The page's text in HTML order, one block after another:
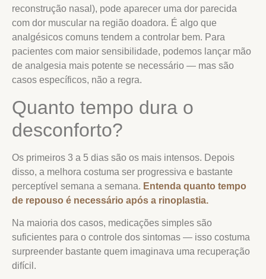
reconstrução nasal), pode aparecer uma dor parecida
com dor muscular na região doadora. É algo que
analgésicos comuns tendem a controlar bem. Para
pacientes com maior sensibilidade, podemos lançar mão
de analgesia mais potente se necessário — mas são
casos específicos, não a regra.
Quanto tempo dura o
desconforto?
Os primeiros 3 a 5 dias são os mais intensos. Depois
disso, a melhora costuma ser progressiva e bastante
perceptível semana a semana. Entenda quanto tempo
de repouso é necessário após a rinoplastia.
Na maioria dos casos, medicações simples são
suficientes para o controle dos sintomas — isso costuma
surpreender bastante quem imaginava uma recuperação
difícil.